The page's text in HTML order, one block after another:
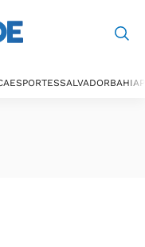
ESPORTESSALVADORBAHIA